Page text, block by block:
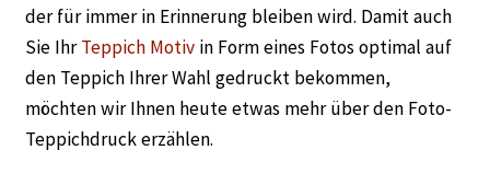
der für immer in Erinnerung bleiben wird. Damit auch
Sie IhrTeppich Motivin Form eines Fotos optimal auf
den Teppich Ihrer Wahl gedruckt bekommen,
möchten wir Ihnen heute etwas mehr über den Foto-
Teppichdruck erzählen.